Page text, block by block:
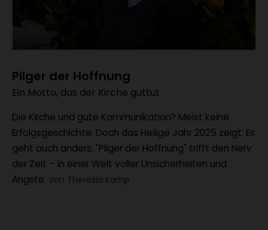
Pilger der Hoffnung
:
Ein Motto, das der Kirche guttut
Die Kirche und gute Kommunikation? Meist keine
Erfolgsgeschichte. Doch das Heilige Jahr 2025 zeigt: Es
geht auch anders. "Pilger der Hoffnung" trifft den Nerv
der Zeit – in einer Welt voller Unsicherheiten und
Ängste. Von Theresia Kamp